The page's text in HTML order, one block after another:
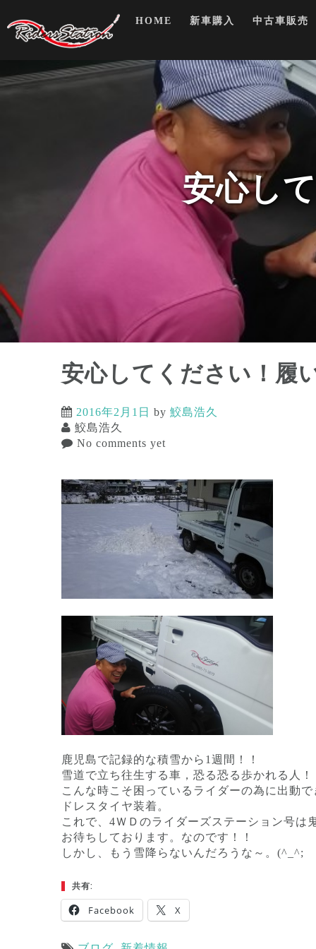
to
content
HOME 新車購入 中古車販売
安心し
安心してください！履
2016年2月1日 by 鮫島浩久
鮫島浩久
No comments yet
鹿児島で記録的な積雪から1週間！！
雪道で立ち往生する車，恐る恐る歩かれる人！
こんな時こそ困っているライダーの為に出動
ドレスタイヤ装着。
これで、4ＷＤのライダーズステーション号
お待ちしております。なのです！！
しかし、もう雪降らないんだろうな～。(^_^;
共有:
Facebook X